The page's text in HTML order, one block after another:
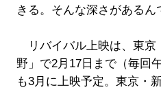
きる。そんな深さがあるん
リバイバル上映は、東京
野」で2月17日まで（毎回
も3月に上映予定。東京・